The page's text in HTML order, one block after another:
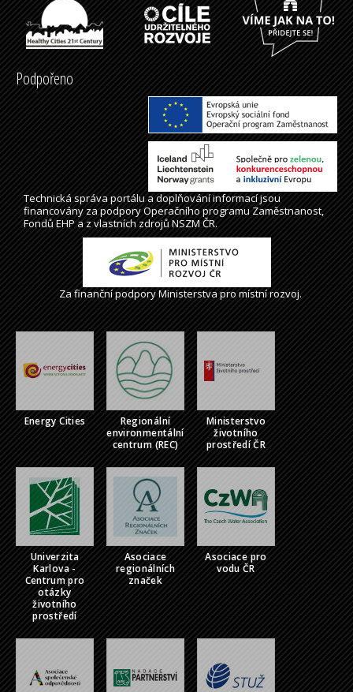
Podpořeno
Technická správaportálua doplňování informací jsou
financovány za podpory Operačního programu Zaměstnanost,
Fondů EHP a z vlastních zdrojů NSZM ČR.
Za finanční podpory Ministerstva pro místní rozvoj.
Energy Cities
Regionální
environmentální
centrum (REC)
Ministerstvo
životního
prostředí ČR
Univerzita
Karlova -
Centrum pro
otázky
životního
prostředí
Asociace
regionálních
značek
Asociace pro
vodu ČR